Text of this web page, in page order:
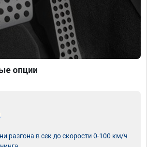
опции
разгона в сек до скорости 0-100 км/ч